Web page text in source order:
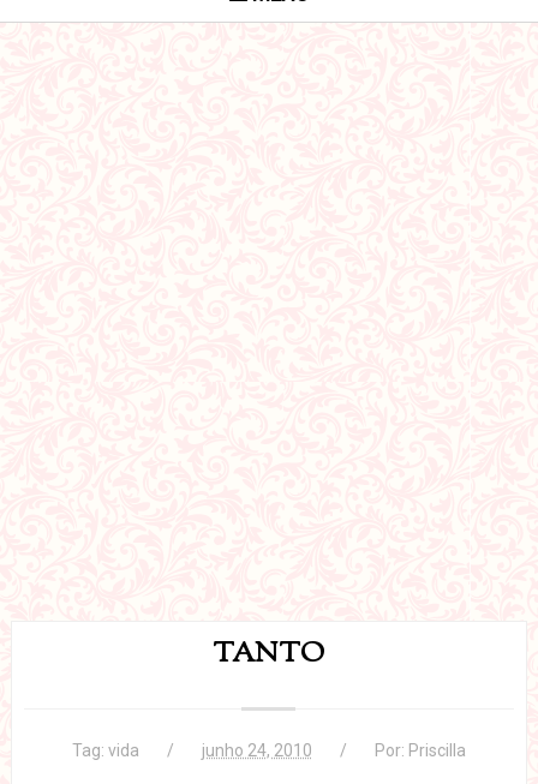
TANTO
Tag: vida junho 24, 2010 Por: Priscilla